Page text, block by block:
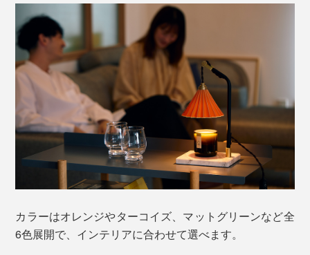
カラーはオレンジやターコイズ、マットグリーンなど全
6色展開で、インテリアに合わせて選べます。